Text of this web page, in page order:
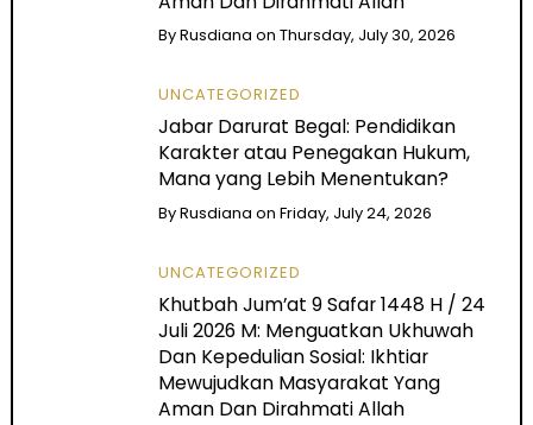
ByRusdiana onThursday, July 30, 2026
UNCATEGORIZED
Jabar Darurat Begal: Pendidikan
Karakter atau Penegakan Hukum,
Mana yang Lebih Menentukan?
ByRusdiana onFriday, July 24, 2026
UNCATEGORIZED
Khutbah Jum’at 9 Safar 1448 H / 24
Juli 2026 M: Menguatkan Ukhuwah
Dan Kepedulian Sosial: Ikhtiar
Mewujudkan Masyarakat Yang
Aman Dan Dirahmati Allah